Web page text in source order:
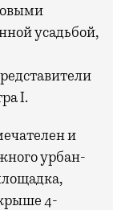
усадьбой,
I.
и
урбан-
4-